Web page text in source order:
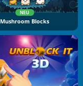
NEU
Mushroom Blocks